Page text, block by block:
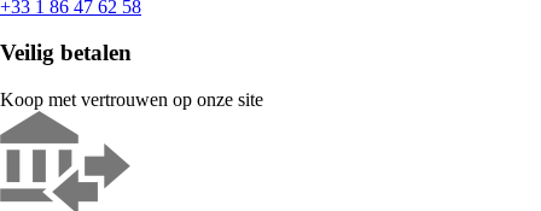
+33 1 86 47 62 58
Veilig betalen
Koop met vertrouwen op onze site